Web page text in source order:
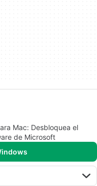
Mac: Desbloquea el
de Microsoft